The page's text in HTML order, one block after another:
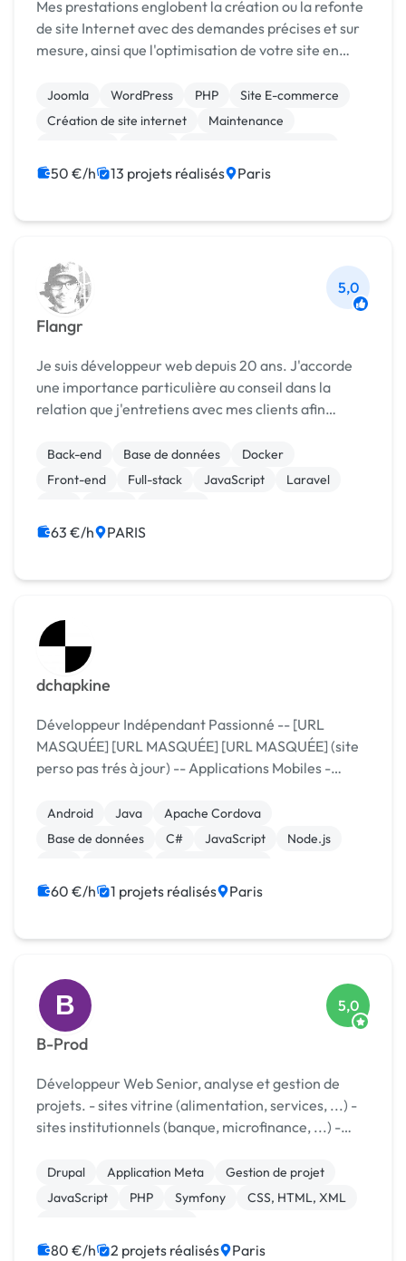
Mes prestations englobent la création ou la refonte
de site Internet avec des demandes précises et sur
mesure, ainsi que l'optimisation de votre site en
cam
Joomla WordPress PHP
Site E-commerce
Création de site internet
Maintenance
Développement spécifique
50 €/h 13 projets réalisés Paris
Flangr
5,0
Je suis développeur web depuis 20 ans. J'accorde
une importance particulière au conseil dans la
relation que j'entretiens avec mes clients afin
développement de leurs activités sur internet. Mon
d...
Back-end Base de données
Docker
Front-end
Full-stack JavaScript
Laravel
63 €/h PARIS
dchapkine
Développeur Indépendant Passionné -- [URL
MASQUÉE] [URL MASQUÉE] [URL MASQUÉE] (site
perso pas trés à jour) -- Applications Mobiles -
Développement Web BackEnd - PHP5...
Android Java
Apache Cordova
Base de données
C# JavaScript
Node.js
60 €/h 1 projets réalisés Paris
B
B-Prod
5,0
Développeur Web Senior, analyse et gestion de
projets. - sites vitrine (alimentation, services, ...) -
sites institutionnels (banque, microfinance, ...) -
SAP, ...) Spécialiste Drupal (memb...
Drupal Application Meta
Gestion de projet
JavaScript
PHP Symfony
CSS, HTML, XML
Développement spécifique
Modules et composants
80 €/h 2 projets réalisés Paris